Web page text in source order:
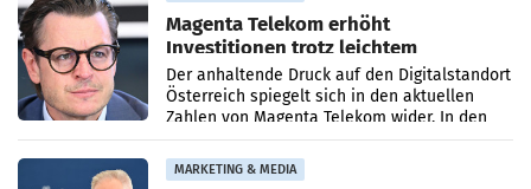
Magenta Telekom erhöht
Investitionen trotz leichtem
Umsatzrückgang
Der anhaltende Druck auf den Digitalstandort
Österreich spiegelt sich in den aktuellen
Zahlen von Magenta Telekom wider. In den
ersten sechs Monaten des laufenden Jahres
verzeichnete
MARKETING & MEDIA